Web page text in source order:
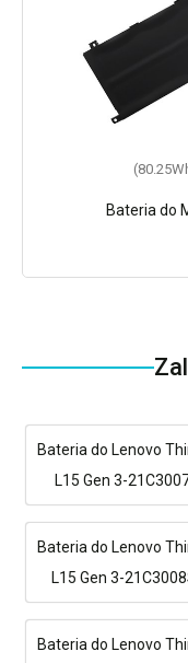
Bateria do
Bateria do Lenovo
L15 Gen 3-
Bateria do Lenovo
L15 Gen 3-
Bateria do Lenovo